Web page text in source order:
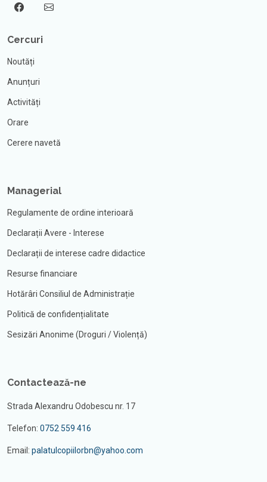
Cercuri
Noutăți
Anunțuri
Activități
Orare
Cerere navetă
Managerial
Regulamente de ordine interioară
Declarații Avere - Interese
Declarații de interese cadre didactice
Resurse financiare
Hotărâri Consiliul de Administrație
Politică de confidențialitate
Sesizări Anonime (Droguri / Violență)
Contactează-ne
Strada Alexandru Odobescu nr. 17
Telefon: 0752 559 416
Email: palatulcopiilorbn@yahoo.com